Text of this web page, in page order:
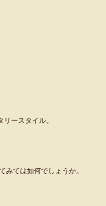
ースタイル。
みては如何でしょうか。